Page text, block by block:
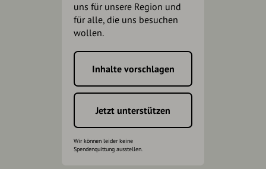
uns für unsere Region und
für alle, die uns besuchen
wollen.
Inhalte vorschlagen
Jetzt unterstützen
Wir können leider keine
Spendenquittung ausstellen.